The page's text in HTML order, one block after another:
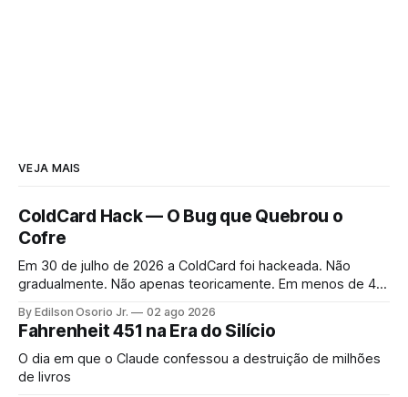
VEJA MAIS
ColdCard Hack — O Bug que Quebrou o
Cofre
Em 30 de julho de 2026 a ColdCard foi hackeada. Não
gradualmente. Não apenas teoricamente. Em menos de 41
By Edilson Osorio Jr. 02 ago 2026
Fahrenheit 451 na Era do Silício
O dia em que o Claude confessou a destruição de milhões
de livros